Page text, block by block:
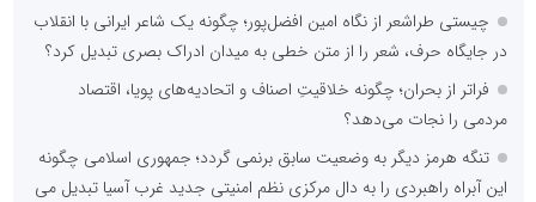
چیستی طراشعر از نگاه امین افضل‌پور؛ چگونه یک شاعر ایرانی با انقلاب
در جایگاه حرف، شعر را از متن خطی به میدان ادراک بصری تبدیل کرد؟
فراتر از بحران؛ چگونه خلاقیتِ اصناف و اتحادیه‌های پویا، اقتصاد
مردمی را نجات می‌دهد؟
تنگه هرمز دیگر به وضعیت سابق برنمی گردد؛ جمهوری اسلامی چگونه
این آبراه راهبردی را به دال مرکزی نظم امنیتی جدید غرب آسیا تبدیل می